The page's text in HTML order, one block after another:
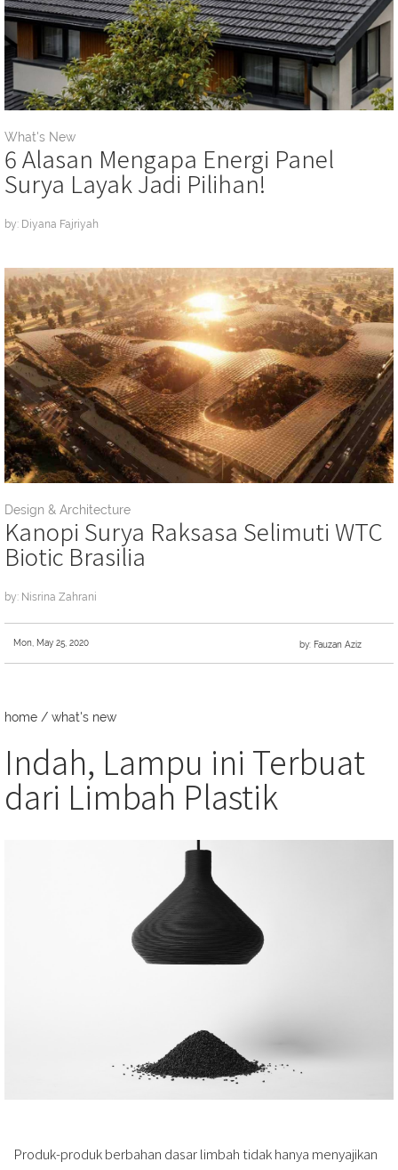
What's New
6 Alasan Mengapa Energi Panel
Surya Layak Jadi Pilihan!
by: Diyana Fajriyah
Design & Architecture
Kanopi Surya Raksasa Selimuti WTC
Biotic Brasilia
by: Nisrina Zahrani
Mon, May 25, 2020 by: Fauzan Aziz
home / what's new
Indah, Lampu ini Terbuat
dari Limbah Plastik
Produk-produk berbahan dasar limbah tidak hanya menyajikan